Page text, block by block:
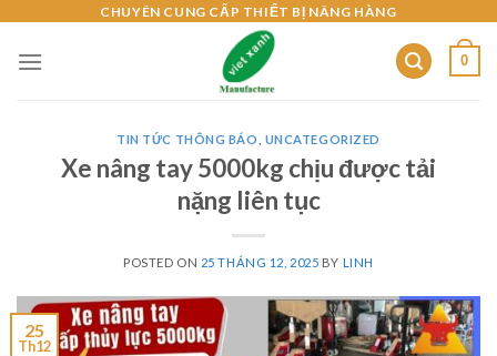
content
CHUYÊN CUNG CẤP THIẾT BỊ NÂNG HÀNG
0
TIN TỨC THÔNG BÁO UNCATEGORIZED
Xe nâng tay 5000kg chịu được tải
nặng liên tục
POSTED ON 25 THÁNG 12, 2025 BY LINH
25
Th12